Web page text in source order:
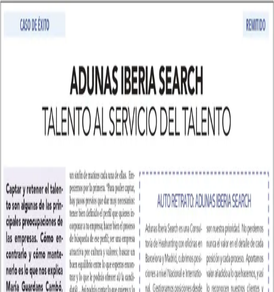
Envíanos tu CV
Entrevista en Expansión a Maria Guardans
Volver al blog
Abrir imagen